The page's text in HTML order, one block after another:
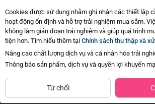
1
Bình tập uống cách nhiệt Animo
(340ml, hồng, RK3415A)
99.000đ -11%
88.000đ
Cookies được sử dụng nhằm ghi nhận các thiết lập
hoạt động ổn định và hỗ trợ trải nghiệm mua sắm.
không làm gián đoạn trải nghiệm và giúp quá trình
tiện hơn. Tìm hiểu thêm tại Chính sách thu thập và
Nâng cao chất lượng dịch vụ và cá nhân hóa trải
Thông báo sản phẩm, dịch vụ và quyền lợi khuyến
Từ chối
Danh mục